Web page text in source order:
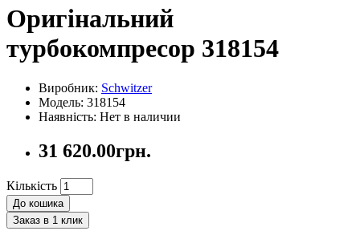
Оригінальний
турбокомпресор 318154
Виробник: Schwitzer
Модель: 318154
Наявність: Нет в наличии
31 620.00грн.
Кількість
До кошика
Заказ в 1 клик